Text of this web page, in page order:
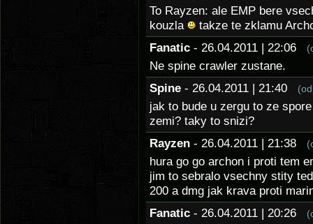
To Rayzen: ale EMP bere
kouzla
takze te zklamu
Fanatic - 26.04.2011 | 22:06
Ne spine crawler zustane.
Spine - 26.04.2011 | 21:40
jak to bude u zergu to ze
zemi? taky to snizi?
Rayzen - 26.04.2011 | 21:38
hura go go archon i proti tem
jim to sebralo vsechny stity
200 a dmg jak krava proti
Fanatic - 26.04.2011 | 20:26